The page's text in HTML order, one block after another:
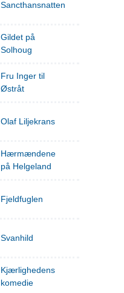
Sancthansnatten
Gildet på
Solhoug
Fru Inger til
Østråt
Olaf Liljekrans
Hærmændene
på Helgeland
Fjeldfuglen
Svanhild
Kjærlighedens
komedie